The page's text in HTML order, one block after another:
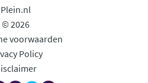
Plein.nl
© 2026
voorwaarden
Policy